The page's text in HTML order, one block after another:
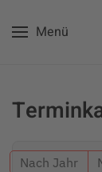
Zum
Menü
Nach Jahr